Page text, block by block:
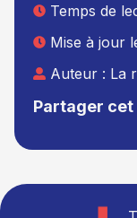
Partager
Temps de
Mise à jour
Auteur : La